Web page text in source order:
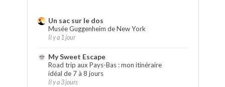
Un sac sur le dos
Musée Guggenheim de New York
Il y a 1 jour
My Sweet Escape
Road trip aux Pays-Bas : mon itinéraire
idéal de 7 à 8 jours
Il y a 3 jours